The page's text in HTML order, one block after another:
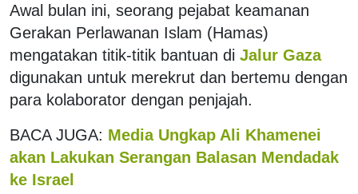
Awal bulan ini, seorang pejabat keamanan
Gerakan Perlawanan Islam (Hamas)
mengatakan titik-titik bantuan di Jalur Gaza
digunakan untuk merekrut dan bertemu dengan
para kolaborator dengan penjajah.
BACA JUGA: Media Ungkap Ali Khamenei
akan Lakukan Serangan Balasan Mendadak
ke Israel